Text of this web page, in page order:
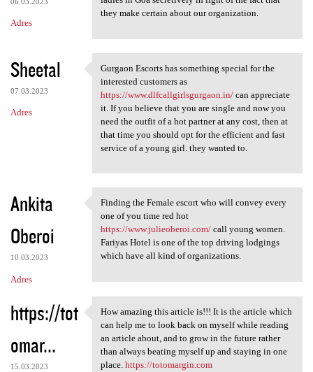
Adres
they make certain about our organization.
Sheetal
07.03.2023
Adres
Gurgaon Escorts has something
Gurgaon Escorts has something special for the
interested customers as
https://www.dlfcallgirlsgurgaon.in/can appreciate
it. If you believe that you are single and now you
need the outfit of a hot partner at any cost, then at
that time you should opt for the efficient and fast
service of a young girl. they wanted to.
Ankita
Oberoi
10.03.2023
Adres
Finding the Female escort who
Finding the Female escort who will convey every
one of you time red hot
https://www.julieoberoi.com/call young women.
Fariyas Hotel is one of the top driving lodgings
which have all kind of organizations.
https://tot
omar...
15.03.2023
How amazing this article is!!
How amazing this article is!!! It is the article which
can help me to look back on myself while reading
an article about, and to grow in the future rather
than always beating myself up and staying in one
place. https://totomargin.com